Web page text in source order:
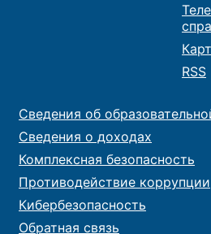
RSS
Сведения об
Сведения о доходах
Комплексная безопасность
Противодействие коррупции
Кибербезопасность
Обратная связь